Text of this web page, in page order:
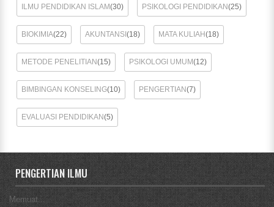
ILMU PENDIDIKAN ISLAM(30) PSIKOLOGI PENDIDIKAN(25)
BIOKIMIA(22) AKUNTANSI(18) MATA KULIAH(18)
METODE PENELITIAN(15) PSIKOLOGI UMUM(12)
BIMBINGAN KONSELING(10) PENGERTIAN(7)
EVALUASI PENDIDIKAN(5)
PENGERTIAN ILMU
Memuat...